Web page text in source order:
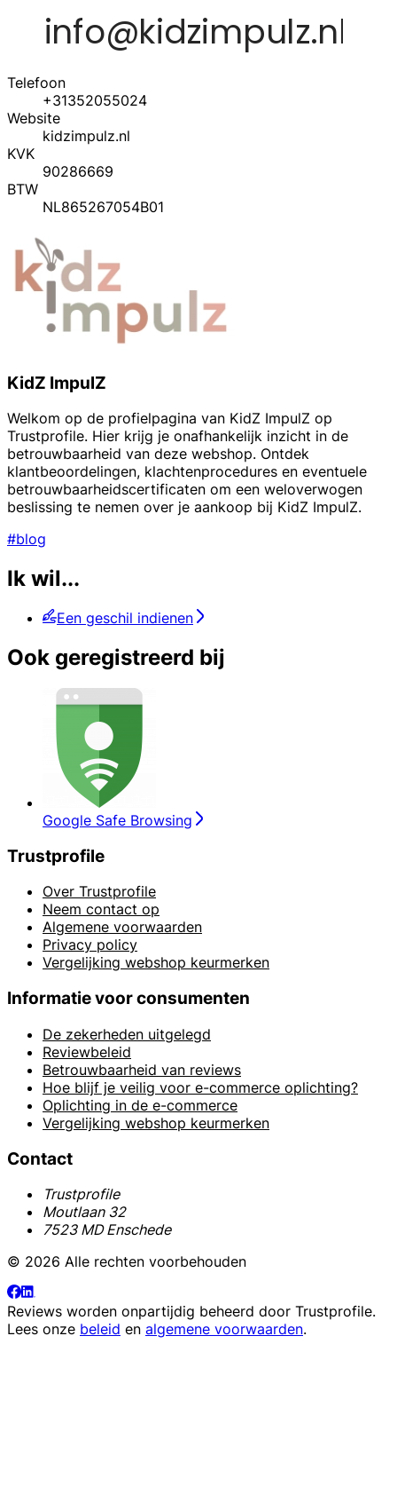
Telefoon
+31352055024
Website
kidzimpulz.nl
KVK
90286669
BTW
NL865267054B01
KidZ ImpulZ
Welkom op de profielpagina van KidZ ImpulZ op
Trustprofile. Hier krijg je onafhankelijk inzicht in de
betrouwbaarheid van deze webshop. Ontdek
klantbeoordelingen, klachtenprocedures en eventuele
betrouwbaarheidscertificaten om een weloverwogen
beslissing te nemen over je aankoop bij KidZ ImpulZ.
#blog
Ik wil...
Een geschil indienen
Ook geregistreerd bij
Google Safe Browsing
Trustprofile
Over Trustprofile
Neem contact op
Algemene voorwaarden
Privacy policy
Vergelijking webshop keurmerken
Informatie voor consumenten
De zekerheden uitgelegd
Reviewbeleid
Betrouwbaarheid van reviews
Hoe blijf je veilig voor e-commerce oplichting?
Oplichting in de e-commerce
Vergelijking webshop keurmerken
Contact
Trustprofile
Moutlaan 32
7523 MD Enschede
© 2026 Alle rechten voorbehouden
Reviews worden onpartijdig beheerd door Trustprofile.
Lees onze beleid en algemene voorwaarden.